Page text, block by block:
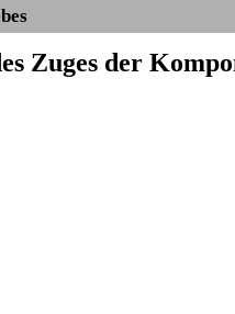
Zuges der